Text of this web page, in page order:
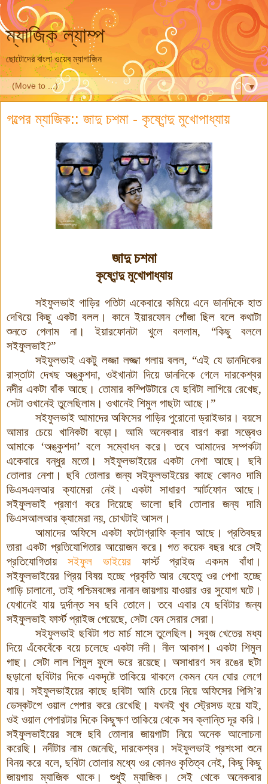
ম্যাজিক ল্যাম্প
ছোটোদের বাংলা ওয়েব ম্যাগাজিন
▼
গল্পের ম্যাজিক:: জাদু চশমা - কৃষ্ণেন্দু মুখোপাধ্যায়
জাদু চশমা
কৃষ্ণেন্দু মুখোপাধ্যায়
সইফুলভাই গাড়ির গতিটা একেবারে কমিয়ে এনে ডানদিকে হাত
দেখিয়ে কিছু একটা বলল ।কানে ইয়ারফোন গোঁজা ছিল বলে কথাটা
শুনতে পেলাম না।ইয়ারফোনটা খুলে বললাম, “কিছু বললে
সইফুলভাই?”
সইফুলভাই একটু লজ্জা লজ্জা গলায় বলল, “এই যে ডানদিকের
রাস্তাটা দেখছ অঙ্কুশদা,ওইখানটা দিয়ে ডানদিকে গেলে দারকেশ্বর
নদীর একটা বাঁক আছে। তোমার কম্পিউটারে যে ছবিটা লাগিয়ে রেখেছ,
সেটা ওখানেই তুলেছিলাম । ওখানেই শিমুল গাছটা আছে।”
সইফুলভাই আমাদের অফিসের গাড়ির পুরোনো ড্রাইভার । বয়সে
আমার চেয়ে খানিকটা বড়ো। আমি অনেকবার বারণ করা সত্ত্বেও
আমাকে ‘অঙ্কুশদা’বলে সম্বোধন করে।তবে আমাদের সম্পর্কটা
একেবারে বন্ধুর মতো । সইফুলভাইয়ের একটা নেশা আছে ।ছবি
তোলার নেশা।ছবি তোলার জন্য সইফুলভাইয়ের কাছে কোনও দামি
ডিএসএলআর ক্যামেরা নেই। একটা সাধারণ স্মার্টফোন আছে ।
সইফুলভাই প্রমাণ করে দিয়েছে ভালো ছবি তোলার জন্য দামি
ডিএসআলআর ক্যামেরা নয়, চোখটাই আসল ।
আমাদের অফিসে একটা ফটোগ্রাফি ক্লাব আছে।প্রতিবছর
তারা একটা প্রতিযোগিতার আয়োজন করে।গত কয়েক বছর ধরে সেই
প্রতিযোগিতায়সইফুল ভাইয়েরফার্স্ট প্রাইজ একদমবাঁধা ।
সইফুলভাইয়ের প্রিয় বিষয় হচ্ছে প্রকৃতি আর যেহেতু ওর পেশা হচ্ছে
গাড়ি চালানো,তাই পশ্চিমবঙ্গের নানান জায়গায় যাওয়ার ওর সুযোগ ঘটে ।
যেখানেই যায় দুর্দান্ত সব ছবি তোলে ।তবে এবার যে ছবিটার জন্য
সইফুলভাই ফার্স্ট প্রাইজ পেয়েছে, সেটা যেন সেরার সেরা ।
সইফুলভাই ছবিটা গত মার্চ মাসে তুলেছিল । সবুজ খেতের মধ্য
দিয়ে এঁকেবেঁকে বয়ে চলেছে একটানদী।নীল আকাশ ।একটা শিমুল
গাছ । সেটা লাল শিমুল ফুলে ভরে রয়েছে।অসাধারণ সব রঙের ছটা
ছড়ানো ছবিটার দিকে একদৃষ্টে তাকিয়ে থাকলে কেমন যেন ঘোর লেগে
যায়।সইফুলভাইয়ের কাছে ছবিটা আমি চেয়ে নিয়ে অফিসের পিসি’র
ডেস্কটপে ওয়াল পেপার করে রেখেছি । যখনই খুব স্ট্রেসড হয়ে যাই,
ওই ওয়াল পেপারটার দিকে কিছুক্ষণ তাকিয়ে থেকে সব ক্লান্তি দূর করি ।
সইফুলভাইয়ের সঙ্গে ছবি তোলার জায়গাটা নিয়ে অনেক আলোচনা
করেছি । নদীটার নাম জেনেছি,দারকেশ্বর । সইফুলভাই প্রশংসা শুনে
বিনয় করে বলে, ছবিটা তোলার মধ্যে ওর কোনও কৃতিত্ব নেই, কিছু কিছু
জায়গায় ম্যাজিক থাকে।শুধুই ম্যাজিক ।সেই থেকেঅনেকবার